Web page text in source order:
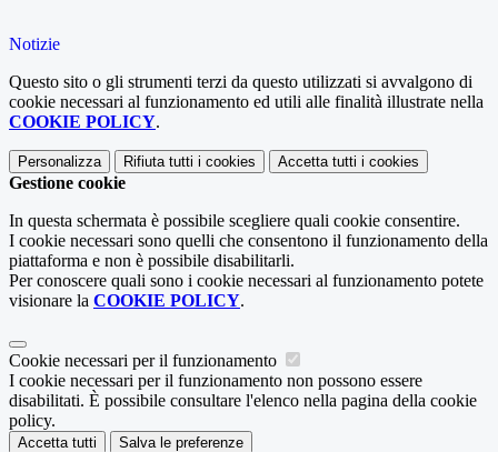
Notizie
Questo sito o gli strumenti terzi da questo utilizzati si avvalgono di
cookie necessari al funzionamento ed utili alle finalità illustrate nella
COOKIE POLICY.
Personalizza Rifiuta tutti i cookies Accetta tutti i cookies
Gestione cookie
In questa schermata è possibile scegliere quali cookie consentire.
I cookie necessari sono quelli che consentono il funzionamento della
piattaforma e non è possibile disabilitarli.
Per conoscere quali sono i cookie necessari al funzionamento potete
visionare la COOKIE POLICY.
Cookie necessari per il funzionamento
I cookie necessari per il funzionamento non possono essere
disabilitati. È possibile consultare l'elenco nella pagina della cookie
policy.
Accetta tutti Salva le preferenze